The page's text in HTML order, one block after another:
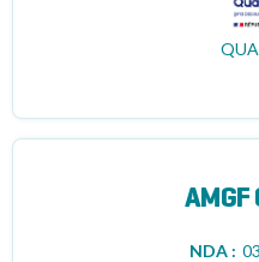
AMGF
NDA :